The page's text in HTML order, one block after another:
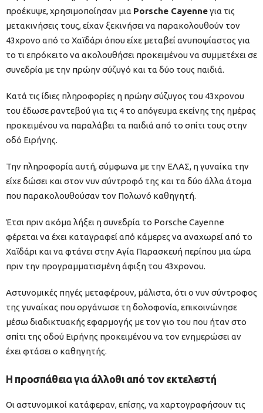
προέκυψε, χρησιμοποίησαν μια Porsche Cayenneγια τις
μετακινήσεις τους, είχαν ξεκινήσει να παρακολουθούν τον
43χρονο από το Χαϊδάρι όπου είχε μεταβεί ανυποψίαστος για
το τι επρόκειτο να ακολουθήσει προκειμένου να συμμετέχει σε
συνεδρία με την πρώην σύζυγό και τα δύο τους παιδιά.
Κατά τις ίδιες πληροφορίες η πρώην σύζυγος του 43χρονου
του έδωσε ραντεβού για τις 4 το απόγευμα εκείνης της ημέρας
προκειμένου να παραλάβει τα παιδιά από το σπίτι τους στην
οδό Ειρήνης.
Την πληροφορία αυτή, σύμφωνα με την ΕΛΑΣ, η γυναίκα την
είχε δώσει και στον νυν σύντροφό της και τα δύο άλλα άτομα
που παρακολουθούσαν τον Πολωνό καθηγητή.
Έτσι πριν ακόμα λήξει η συνεδρία το Porsche Cayenne
φέρεται να έχει καταγραφεί από κάμερες να αναχωρεί από το
Χαϊδάρι και να φτάνει στην Αγία Παρασκευή περίπου μια ώρα
πριν την προγραμματισμένη άφιξη του 43χρονου.
Αστυνομικές πηγές μεταφέρουν, μάλιστα, ότι ο νυν σύντροφος
της γυναίκας που οργάνωσε τη δολοφονία, επικοινώνησε
μέσω διαδικτυακής εφαρμογής με τον γιο του που ήταν στο
σπίτι της οδού Ειρήνης προκειμένου να τον ενημερώσει αν
έχει φτάσει ο καθηγητής.
Η προσπάθεια για άλλοθι από τον εκτελεστή
Οι αστυνομικοί κατάφεραν, επίσης, να χαρτογραφήσουν τις